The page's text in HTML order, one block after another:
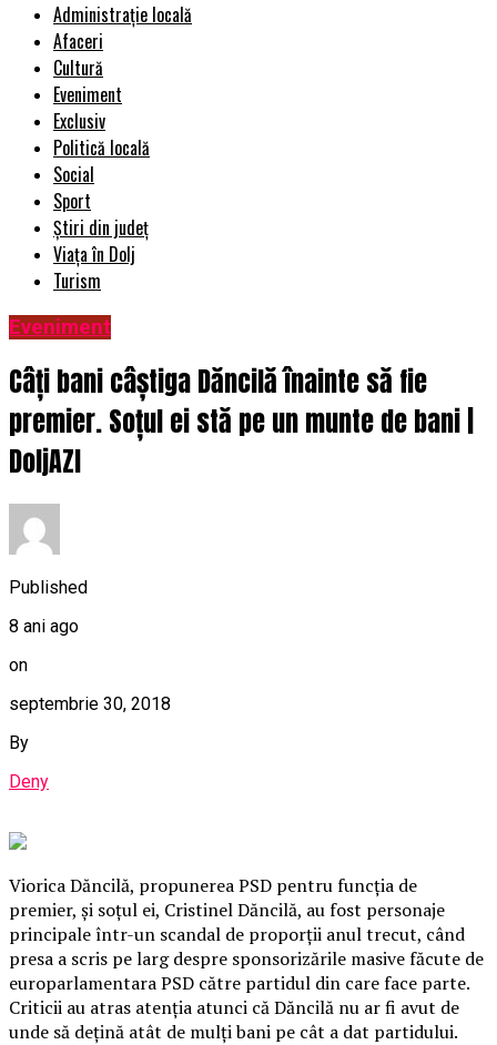
Administrație locală
Afaceri
Cultură
Eveniment
Exclusiv
Politică locală
Social
Sport
Știri din județ
Viața în Dolj
Turism
Eveniment
Câți bani câștiga Dăncilă înainte să fie
premier. Soțul ei stă pe un munte de bani |
DoljAZI
Published
8 ani ago
on
septembrie 30, 2018
By
Deny
Viorica Dăncilă, propunerea PSD pentru funcţia de
premier, şi soţul ei, Cristinel Dăncilă, au fost personaje
principale într-un scandal de proporţii anul trecut, când
presa a scris pe larg despre sponsorizările masive făcute de
europarlamentara PSD către partidul din care face parte.
Criticii au atras atenţia atunci că Dăncilă nu ar fi avut de
unde să deţină atât de mulţi bani pe cât a dat partidului.